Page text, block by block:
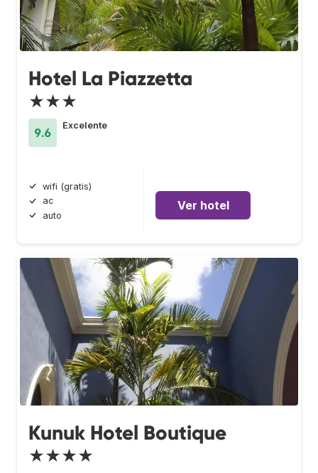
Hotel La Piazzetta
★★★
9.6
Excelente
wifi (gratis)
ac
auto
Ver hotel
Kunuk Hotel Boutique
★★★★